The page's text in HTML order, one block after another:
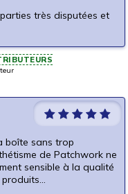
très disputées et
boîte sans trop
de Patchwork ne
sensible à la qualité